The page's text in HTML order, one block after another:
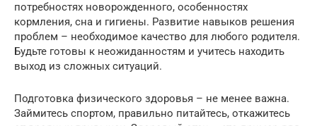
потребностях новорожденного, особенностях
кормления, сна и гигиены. Развитие навыков решения
проблем – необходимое качество для любого родителя.
Будьте готовы к неожиданностям и учитесь находить
выход из сложных ситуаций.
Подготовка физического здоровья – не менее важна.
Займитесь спортом, правильно питайтесь, откажитесь